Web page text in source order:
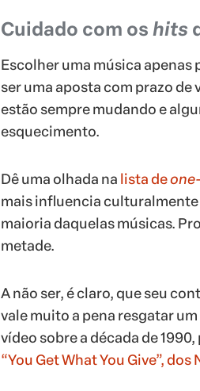
Cuidado com os hits
Escolher uma música
ser uma aposta com prazo
estão sempre mudando e
esquecimento.
Dê uma olhada na lista de
mais influencia culturalmente
maioria daquelas músicas.
metade.
A não ser, é claro, que seu
vale muito a pena resgatar
vídeo sobre a década de
“You Get What You Give”, dos